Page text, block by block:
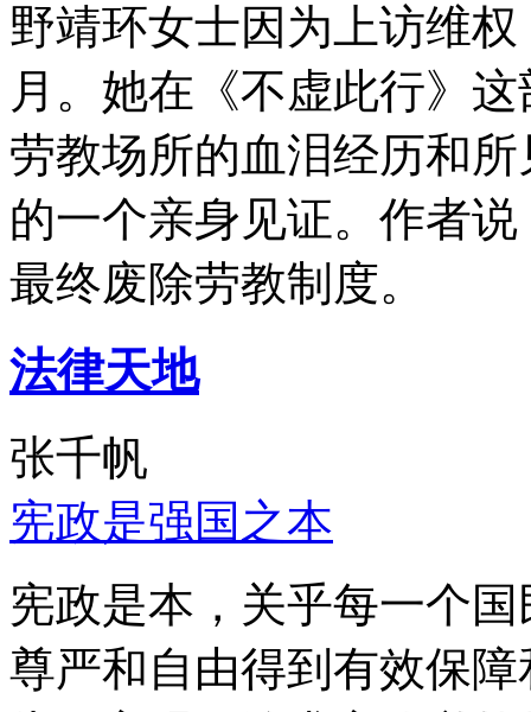
野靖环女士因为上访维
月。她在《不虚此行》
劳教场所的血泪经历和
的一个亲身见证。作者
最终废除劳教制度。
法律天地
张千帆
宪政是强国之本
宪政是本，关乎每一个
尊严和自由得到有效保